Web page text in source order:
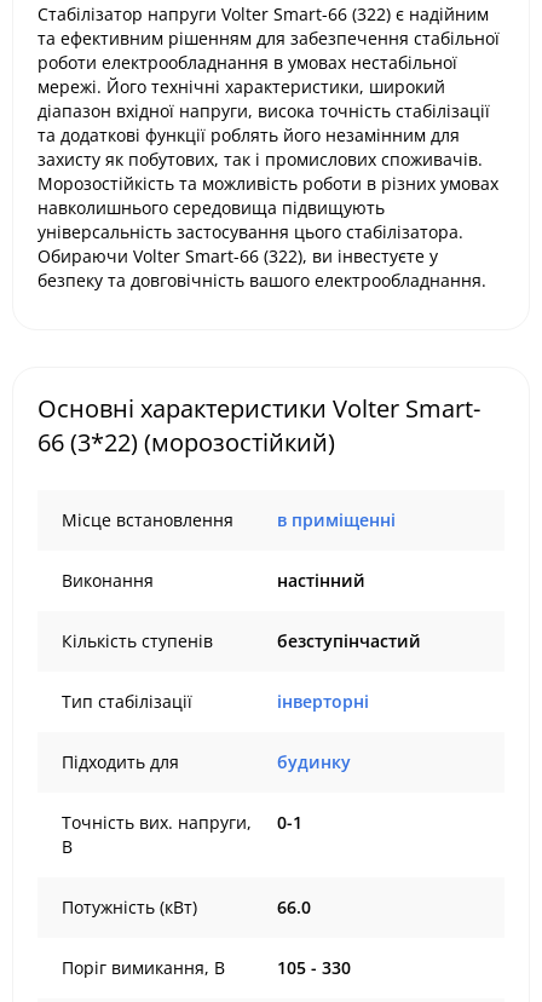
Стабілізатор напруги Volter Smart-66 (322) є надійним
та ефективним рішенням для забезпечення стабільної
роботи електрообладнання в умовах нестабільної
мережі. Його технічні характеристики, широкий
діапазон вхідної напруги, висока точність стабілізації
та додаткові функції роблять його незамінним для
захисту як побутових, так і промислових споживачів.
Морозостійкість та можливість роботи в різних умовах
навколишнього середовища підвищують
універсальність застосування цього стабілізатора.
Обираючи Volter Smart-66 (322), ви інвестуєте у
безпеку та довговічність вашого електрообладнання.
Основні характеристики Volter Smart-
66 (3*22) (морозостійкий)
Місце встановлення в приміщенні
Виконання настінний
Кількість ступенів безступінчастий
Тип стабілізації інверторні
Підходить для будинку
Точність вих. напруги,
В
0-1
Потужність (кВт) 66.0
Поріг вимикання, В 105 - 330